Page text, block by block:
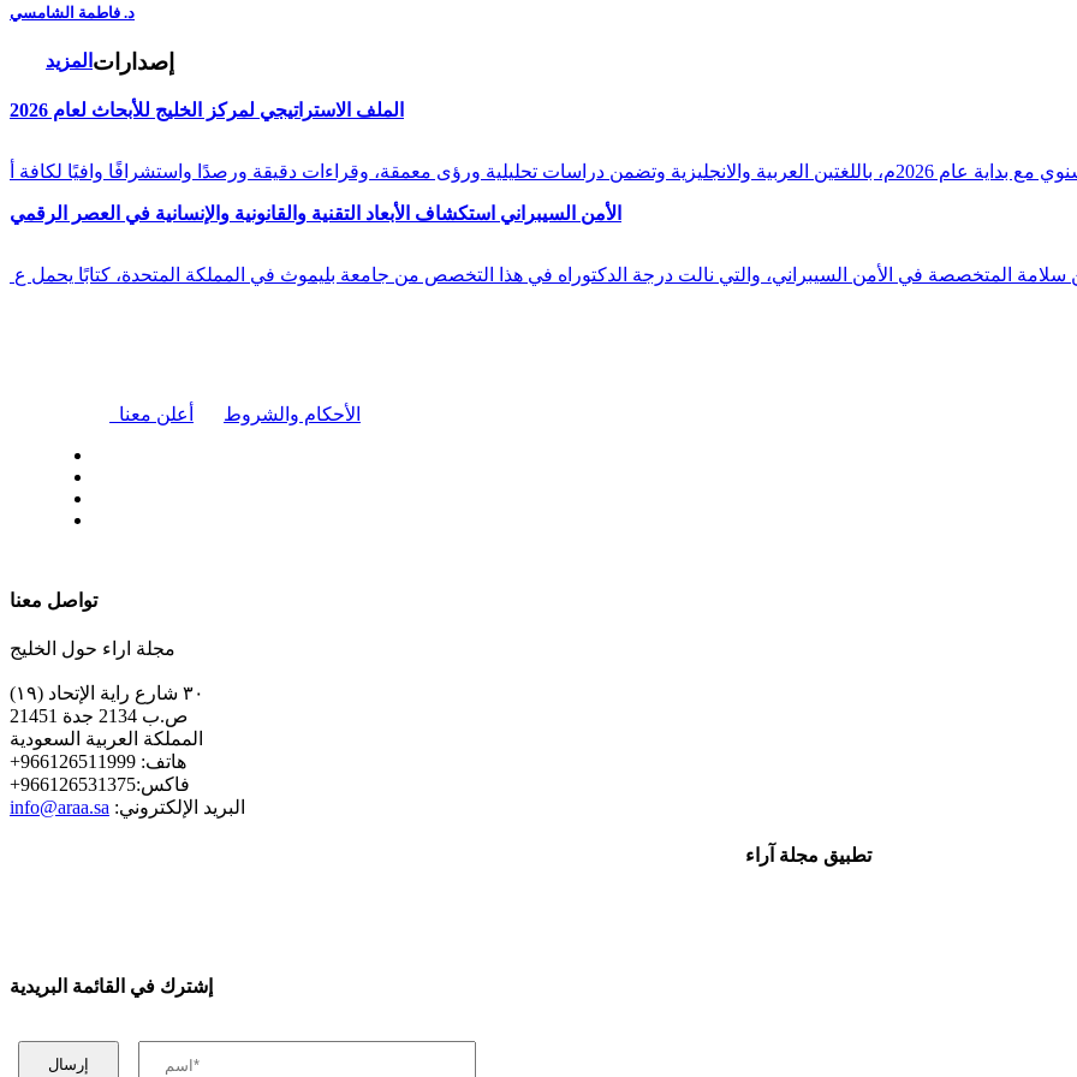
د. فاطمة الشامسي
المزيد إصدارات
الملف الاستراتيجي لمركز الخليج للأبحاث لعام 2026
دقيقة ورصدًا واستشرافًا وافيًا لكافة أ
الأمن السيبراني استكشاف الأبعاد التقنية والقانونية والإنسانية في العصر الرقمي
سلامة المتخصصة في الأمن السيبراني، والتي نالت درجة الدكتوراه في هذا التخصص من جامعة بليموث في المملكة المتحدة، كتابًا يحمل ع
أعلن معنا الأحكام والشروط
تواصل معنا
مجلة اراء حول الخليج
٣٠ شارع راية الإتحاد (١٩)
ص.ب 2134 جدة 21451
المملكة العربية السعودية
+هاتف: 966126511999
+فاكس:966126531375
info@araa.sa :البريد الإلكتروني
تطبيق مجلة آراء
إشترك في القائمة البريدية